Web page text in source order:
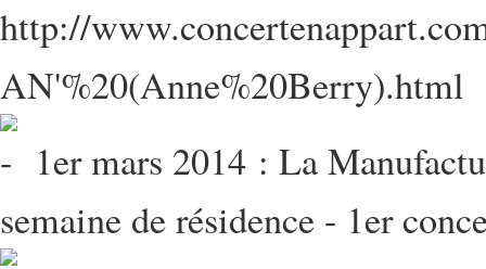
http://
AN'%20(Anne%20Berry).html
1er mars 2014 : La
semaine de résidence - 1er